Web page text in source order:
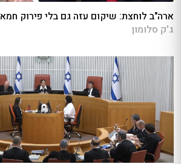
ארה"ב לוחצת: שיקום עזה גם בלי פירוק
ג'ק סלומון